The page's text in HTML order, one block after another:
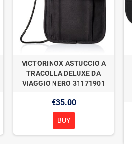
VICTORINOX ASTUCCIO A
TRACOLLA DELUXE DA
VIAGGIO NERO 31171901
€35.00
BUY